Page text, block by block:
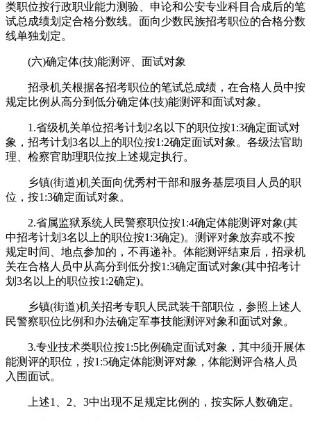
类职位按行政职业能力测验、申论和公安专业科目合成后的笔
试总成绩划定合格分数线。面向少数民族招考职位的合格分数
线单独划定。
(六)确定体(技)能测评、面试对象
招录机关根据各招考职位的笔试总成绩，在合格人员中按
规定比例从高分到低分确定体(技)能测评和面试对象。
1.省级机关单位招考计划2名以下的职位按1:3确定面试对
象，招考计划3名以上的职位按1:2确定面试对象。各级法官助
理、检察官助理职位按上述规定执行。
乡镇(街道)机关面向优秀村干部和服务基层项目人员的职
位，按1:3确定面试对象。
2.省属监狱系统人民警察职位按1:4确定体能测评对象(其
中招考计划3名以上的职位按1:3确定)。测评对象放弃或不按
规定时间、地点参加的，不再递补。体能测评结束后，招录机
关在合格人员中从高分到低分按1:3确定面试对象(其中招考计
划3名以上的职位按1:2确定)。
乡镇(街道)机关招考专职人民武装干部职位，参照上述人
民警察职位比例和办法确定军事技能测评对象和面试对象。
3.专业技术类职位按1:5比例确定面试对象，其中须开展体
能测评的职位，按1:5确定体能测评对象，体能测评合格人员
入围面试。
上述1、2、3中出现不足规定比例的，按实际人数确定。